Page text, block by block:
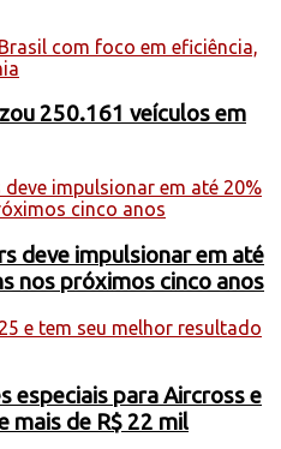
250.161 veículos em
deve impulsionar em até
nos próximos cinco anos
especiais para Aircross e
mais de R$ 22 mil